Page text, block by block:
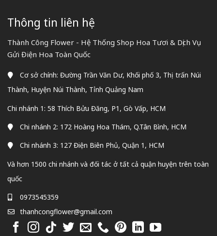
Thông tin liên hệ
Thành Công Flower - Hệ Thống Shop Hoa Tươi & Dịch Vụ
Gửi Điện Hoa Toàn Quốc
Cơ sở chính: Đường Trần Văn Dư, Khối phố 3, Thị trấn Núi
Thành, Huyện Núi Thành, Tỉnh Quảng Nam
Chi nhánh 1: 58 Thích Bửu Đăng, P1, Gò Vấp, HCM
Chi nhánh 2: 172 Hoàng Hoa Thám, Q.Tân Bình, HCM
Chi nhánh 3: 127 Điện Biên Phủ, Quận 1, HCM
Và hơn 1500 chi nhánh và đối tác ở tất cả quận huyện trên toàn
quốc
0973545359
thanhcongflower@gmail.com